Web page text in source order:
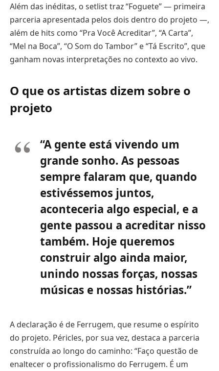
Além das inéditas, o setlist traz “Foguete” — primeira
parceria apresentada pelos dois dentro do projeto —,
além de hits como “Pra Você Acreditar”, “A Carta”,
“Mel na Boca”, “O Som do Tambor” e “Tá Escrito”, que
ganham novas interpretações no contexto ao vivo.
O que os artistas dizem sobre o
projeto
“A gente está vivendo um
grande sonho. As pessoas
sempre falaram que, quando
estivéssemos juntos,
aconteceria algo especial, e a
gente passou a acreditar nisso
também. Hoje queremos
construir algo ainda maior,
unindo nossas forças, nossas
músicas e nossas histórias.”
A declaração é de Ferrugem, que resume o espírito
do projeto. Péricles, por sua vez, destaca a parceria
construída ao longo do caminho: “Faço questão de
enaltecer o profissionalismo do Ferrugem. É um